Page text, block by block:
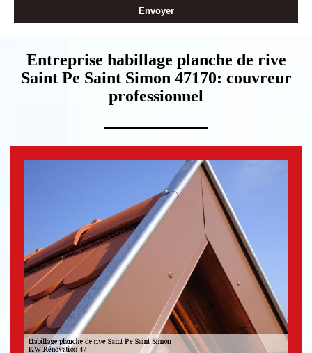
Entreprise habillage planche de rive
Saint Pe Saint Simon 47170: couvreur
professionnel